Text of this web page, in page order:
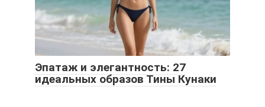
Эпатаж и элегантность: 27
идеальных образов Тины Кунаки